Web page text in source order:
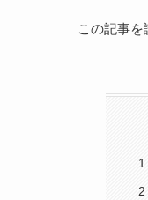
この記事